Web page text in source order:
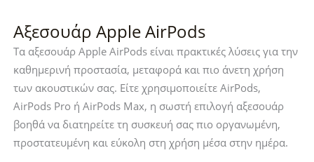
Pop
Orange
Beige
(ACS10134)
ποσότητα
Lamano
Panther
ποσότητα
Αξεσουάρ Apple AirPods
Τα αξεσουάρ Apple AirPods είναι πρακτικές λύσεις για την
καθημερινή προστασία, μεταφορά και πιο άνετη χρήση
των ακουστικών σας. Είτε χρησιμοποιείτε AirPods,
AirPods Pro ή AirPods Max, η σωστή επιλογή αξεσουάρ
βοηθά να διατηρείτε τη συσκευή σας πιο οργανωμένη,
προστατευμένη και εύκολη στη χρήση μέσα στην ημέρα.